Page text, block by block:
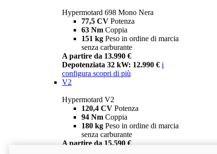
Hypermotard 698 Mono Nera
77,5 CV Potenza
63 Nm Coppia
151 kg Peso in ordine di marcia
senza carburante
A partire da 13.990 €
Depotenziata 32 kW: 12.990 € i
configura scopri di più
V2
Hypermotard V2
120,4 CV Potenza
94 Nm Coppia
180 kg Peso in ordine di marcia
senza carburante
A partire da 15.590 €